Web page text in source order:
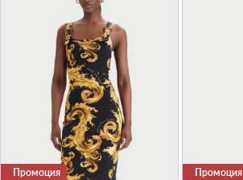
Промоция Промоция